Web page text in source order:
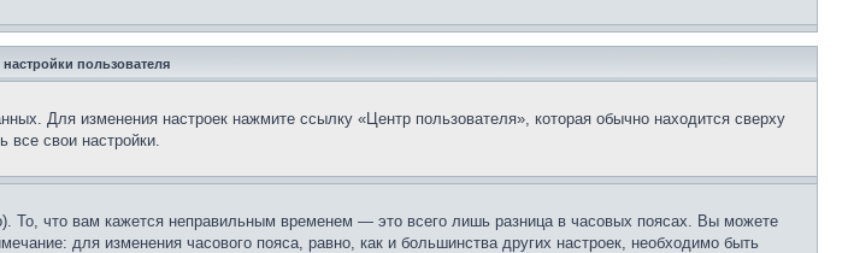
пользователя
Для изменения настроек нажмите ссылку «Центр пользователя», которая обычно находится сверху
все свои настройки.
что вам кажется неправильным временем — это всего лишь разница в часовых поясах. Вы можете
для изменения часового пояса, равно, как и большинства других настроек, необходимо быть